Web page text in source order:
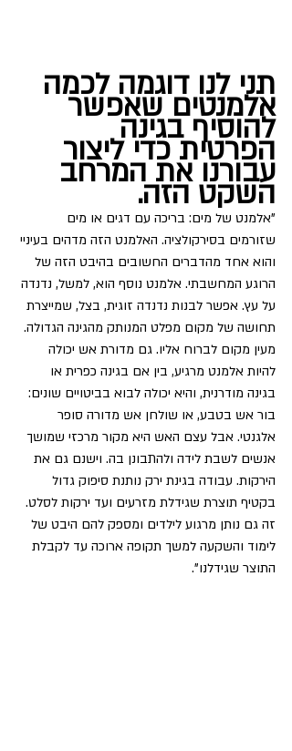
תני לנו דוגמה לכמה
אלמנטים שאפשר
להוסיף בגינה
הפרטית כדי ליצור
עבורנו את המרחב
השקט הזה.
"אלמנט של מים: בריכה עם דגים או מים
שזורמים בסירקולציה. האלמנט הזה מדהים בעיניי
והוא אחד מהדברים החשובים בהיבט הזה של
הרוגע המחשבתי. אלמנט נוסף הוא, למשל, נדנדה
על עץ. אפשר לבנות נדנדה זוגית, בצל, שמייצרת
תחושה של מקום מפלט המנותק מהגינה הגדולה.
מעין מקום לברוח אליו. גם מדורת אש יכולה
להיות אלמנט מרגיע, בין אם בגינה כפרית או
בגינה מודרנית, והיא יכולה לבוא בביטויים שונים:
בור אש בטבע, או שולחן אש מדורה סופר
אלגנטי. אבל עצם האש היא מקור מרכזי שמושך
אנשים לשבת לידה ולהתבונן בה. וישנם גם את
הירקות. עבודה בגינת ירק נותנת סיפוק גדול
בקטיף תוצרת שגידלת מזרעים ועד ירקות לסלט.
זה גם נותן מרגוע לילדים ומספק להם היבט של
לימוד והשקעה למשך תקופה ארוכה עד לקבלת
התוצר שגידלנו".